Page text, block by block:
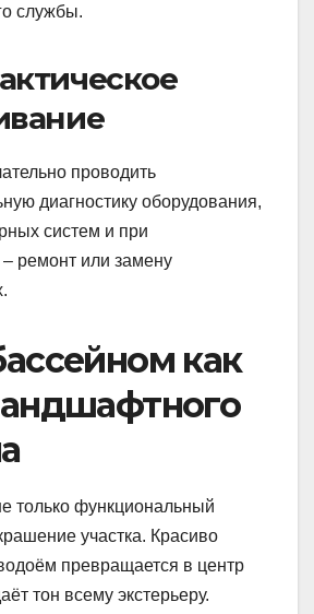
службы.
проводить
диагностику оборудования,
систем и при
ремонт или замену
как
только функциональный
участка. Красиво
превращается в центр
тон всему экстерьеру.